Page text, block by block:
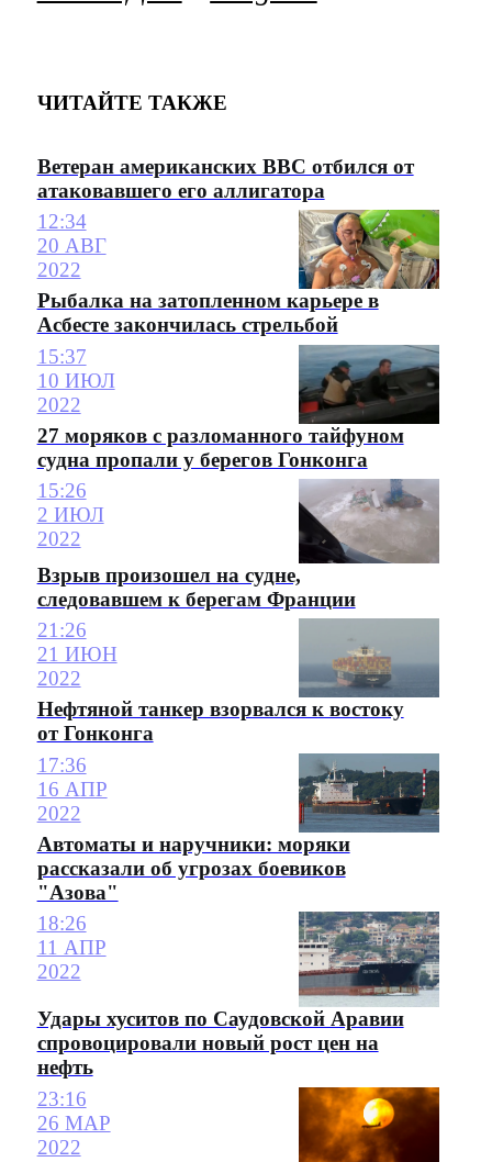
ЧИТАЙТЕ ТАКЖЕ
Ветеран американских ВВС отбился от
атаковавшего его аллигатора
12:34
20 АВГ
2022
Рыбалка на затопленном карьере в
Асбесте закончилась стрельбой
15:37
10 ИЮЛ
2022
27 моряков с разломанного тайфуном
судна пропали у берегов Гонконга
15:26
2 ИЮЛ
2022
Взрыв произошел на судне,
следовавшем к берегам Франции
21:26
21 ИЮН
2022
Нефтяной танкер взорвался к востоку
от Гонконга
17:36
16 АПР
2022
Автоматы и наручники: моряки
рассказали об угрозах боевиков
"Азова"
18:26
11 АПР
2022
Удары хуситов по Саудовской Аравии
спровоцировали новый рост цен на
нефть
23:16
26 МАР
2022